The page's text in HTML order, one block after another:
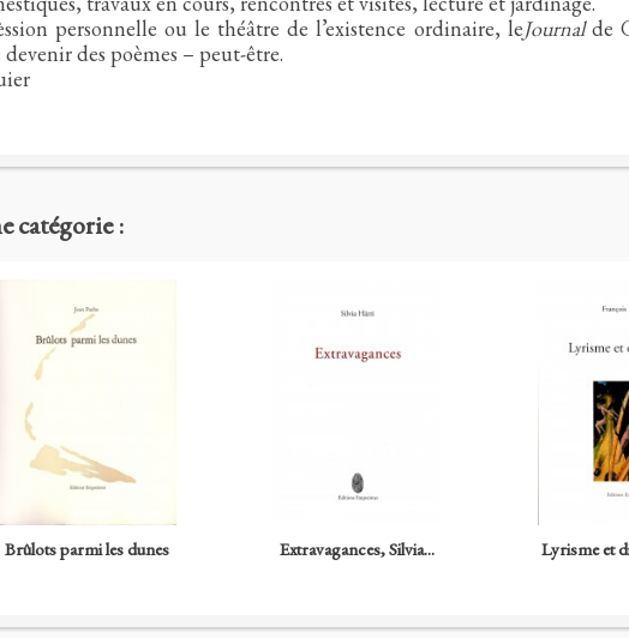
personnelle ou le théâtre de l’existence ordinaire, leJournalde
des poèmes – peut-être.
catégorie :
Brûlots parmi les dunes Extravagances, Silvia... Lyrisme et